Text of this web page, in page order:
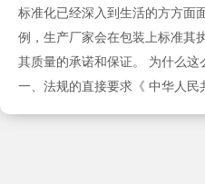
标准化已经深入到生活的方方面
例，生产厂家会在包装上标准其执行的标准。
其质量的承诺和保证。 为什么这
一、法规的直接要求《 中华人